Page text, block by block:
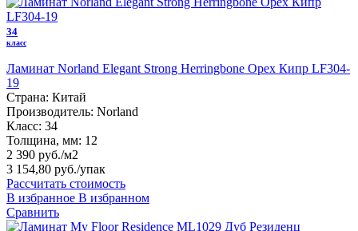
34
класс
Ламинат Norland Elegant Strong Herringbone Орех Кипр LF304-
19
Страна: Китай
Производитель: Norland
Класс: 34
Толщина, мм: 12
2 390 руб./м2
3 154,80 руб./упак
Рассчитать стоимость
В избранное В избранном
Сравнить